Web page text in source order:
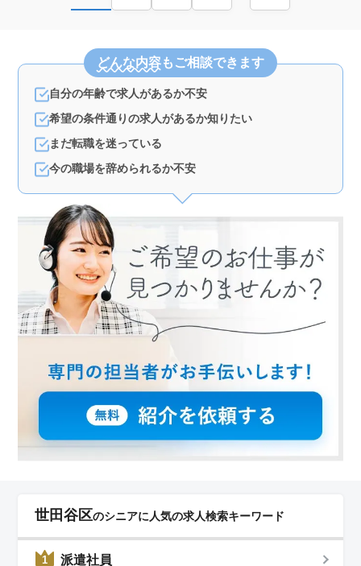
どんな内容もご相談できます
自分の年齢で求人があるか不安
希望の条件通りの求人があるか知りたい
まだ転職を迷っている
今の職場を辞められるか不安
世田谷区のシニアに人気の求人検索キーワード
1 派遣社員